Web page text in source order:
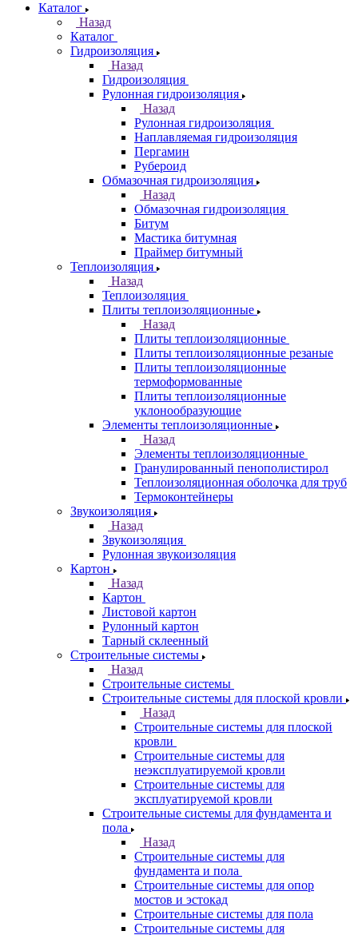
Каталог
Назад
Каталог
Гидроизоляция
Назад
Гидроизоляция
Рулонная гидроизоляция
Назад
Рулонная гидроизоляция
Наплавляемая гидроизоляция
Пергамин
Рубероид
Обмазочная гидроизоляция
Назад
Обмазочная гидроизоляция
Битум
Мастика битумная
Праймер битумный
Теплоизоляция
Назад
Теплоизоляция
Плиты теплоизоляционные
Назад
Плиты теплоизоляционные
Плиты теплоизоляционные резаные
Плиты теплоизоляционные
термоформованные
Плиты теплоизоляционные
уклонообразующие
Элементы теплоизоляционные
Назад
Элементы теплоизоляционные
Гранулированный пенополистирол
Теплоизоляционная оболочка для труб
Термоконтейнеры
Звукоизоляция
Назад
Звукоизоляция
Рулонная звукоизоляция
Картон
Назад
Картон
Листовой картон
Рулонный картон
Тарный склеенный
Строительные системы
Назад
Строительные системы
Строительные системы для плоской кровли
Назад
Строительные системы для плоской
кровли
Строительные системы для
неэксплуатируемой кровли
Строительные системы для
эксплуатируемой кровли
Строительные системы для фундамента и
пола
Назад
Строительные системы для
фундамента и пола
Строительные системы для опор
мостов и эстокад
Строительные системы для пола
Строительные системы для